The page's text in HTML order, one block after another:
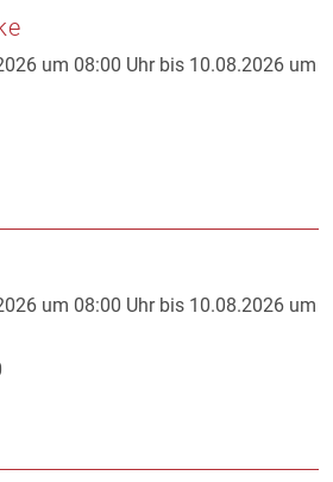
um 08:00 Uhr bis 10.08.2026 um
um 08:00 Uhr bis 10.08.2026 um